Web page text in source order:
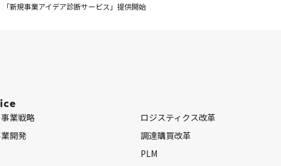
「新規事業アイデア診断サービス」提供開始
業戦略
開発
ロジスティクス改革
調達購買改革
PLM